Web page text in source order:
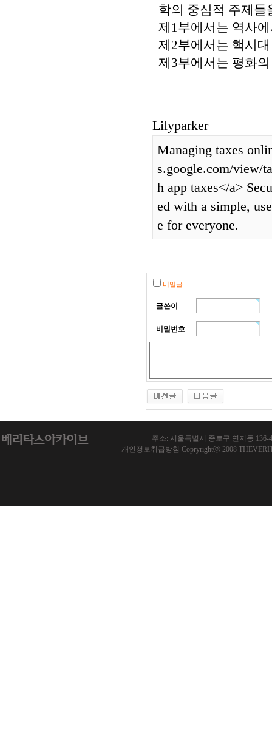
학의 중심적 주제들
제1부에서는 역사
제2부에서는 핵시
제3부에서는 평화
Lilyparker
Managing taxes
s.google.com/view/
h app taxes</a>
ed with a simple,
e for everyone.
비밀글
글쓴이
비밀번호
주소: 서울특별시 종로구 연지동 136-
개인정보취급방침 Copryrightⓒ 2008